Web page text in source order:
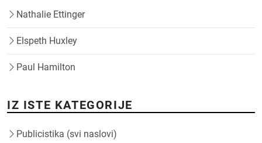
Nathalie Ettinger
Elspeth Huxley
Paul Hamilton
IZ ISTE KATEGORIJE
Publicistika (svi naslovi)